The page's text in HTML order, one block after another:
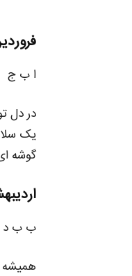
ا ب ج
در دل
یک
گوشه‌
ب ب د
همیشه